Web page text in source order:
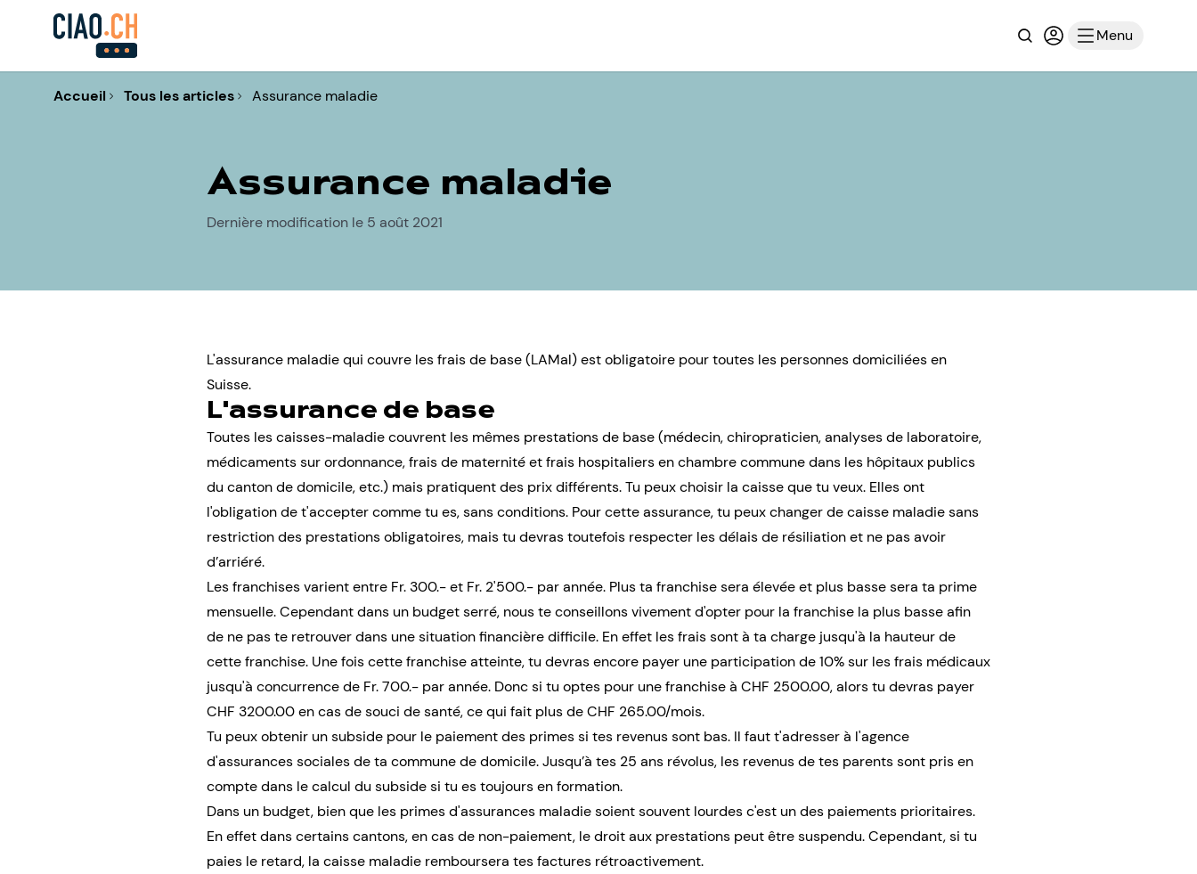
RechercheConnexion ou
Menu
Accueil Tous les articles Assurance maladie
Assurance maladie
Dernière modification le 5 août 2021
L'assurance maladie qui couvre les frais de base (LAMal) est obligatoire pour toutes les personnes domiciliées en
Suisse.
L'assurance de base
Toutes les caisses-maladie couvrent les mêmes prestations de base (médecin, chiropraticien, analyses de laboratoire,
médicaments sur ordonnance, frais de maternité et frais hospitaliers en chambre commune dans les hôpitaux publics
du canton de domicile, etc.) mais pratiquent des prix différents. Tu peux choisir la caisse que tu veux. Elles ont
l'obligation de t'accepter comme tu es, sans conditions. Pour cette assurance, tu peux changer de caisse maladie sans
restriction des prestations obligatoires, mais tu devras toutefois respecter les délais de résiliation et ne pas avoir
d’arriéré.
Les franchises varient entre Fr. 300.- et Fr. 2'500.- par année. Plus ta franchise sera élevée et plus basse sera ta prime
mensuelle. Cependant dans un budget serré, nous te conseillons vivement d'opter pour la franchise la plus basse afin
de ne pas te retrouver dans une situation financière difficile. En effet les frais sont à ta charge jusqu'à la hauteur de
cette franchise. Une fois cette franchise atteinte, tu devras encore payer une participation de 10% sur les frais médicaux
jusqu'à concurrence de Fr. 700.- par année. Donc si tu optes pour une franchise à CHF 2500.00, alors tu devras payer
CHF 3200.00 en cas de souci de santé, ce qui fait plus de CHF 265.00/mois.
Tu peux obtenir un subside pour le paiement des primes si tes revenus sont bas. Il faut t'adresser à l'agence
d'assurances sociales de ta commune de domicile. Jusqu’à tes 25 ans révolus, les revenus de tes parents sont pris en
compte dans le calcul du subside si tu es toujours en formation.
Dans un budget, bien que les primes d'assurances maladie soient souvent lourdes c'est un des paiements prioritaires.
En effet dans certains cantons, en cas de non-paiement, le droit aux prestations peut être suspendu. Cependant, si tu
paies le retard, la caisse maladie remboursera tes factures rétroactivement.